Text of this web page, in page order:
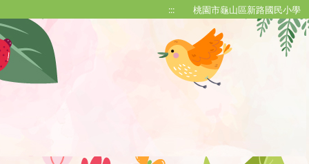
::: 桃園市龜山區新路國民小學